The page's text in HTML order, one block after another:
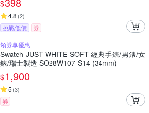
$398
4.8 (2)
挑戰低價
券
領券享優惠
Swatch JUST WHITE SOFT 經典手錶/男錶/女
錶/瑞士製造 SO28W107-S14 (34mm)
$1,900
5 (3)
券